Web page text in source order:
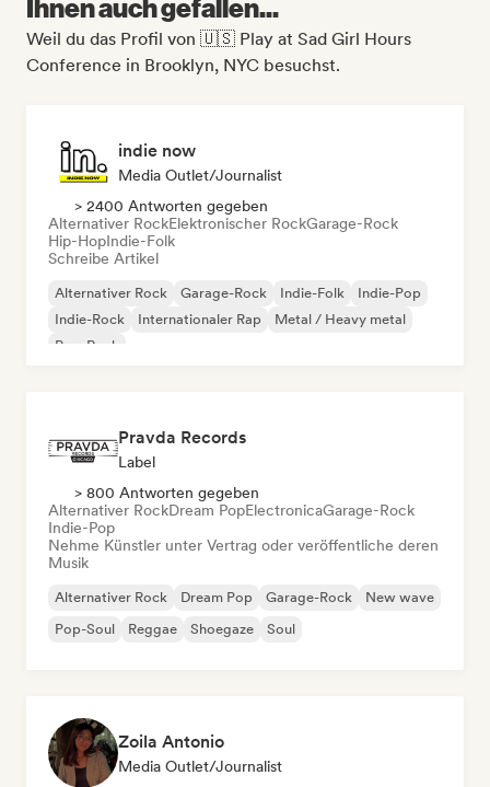
Ihnen auch gefallen...
Weil du das Profil von 🇺🇸 Play at Sad Girl Hours
Conference in Brooklyn, NYC besuchst.
indie now
Media Outlet/Journalist
> 2400 Antworten gegeben
Alternativer RockElektronischer RockGarage-Rock
Hip-HopIndie-Folk
Schreibe Artikel
Alternativer Rock Garage-Rock Indie-Folk
Indie-Pop
Indie-Rock
Internationaler Rap
Metal / Heavy metal
Pop-Rock
Pravda Records
Label
> 800 Antworten gegeben
Alternativer RockDream PopElectronicaGarage-Rock
Indie-Pop
Nehme Künstler unter Vertrag oder veröffentliche deren
Musik
Alternativer Rock Dream Pop Garage-Rock
New wave
Pop-Soul
Reggae Shoegaze Soul
Zoila Antonio
Media Outlet/Journalist